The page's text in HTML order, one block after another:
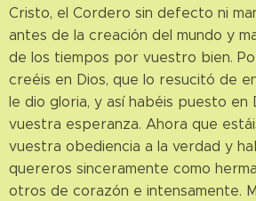
Cristo, el Cordero sin defecto ni
antes de la creación del mundo y
de los tiempos por vuestro bien.
creéis en Dios, que lo resucitó de
le dio gloria, y así habéis puesto
vuestra esperanza. Ahora que
vuestra obediencia a la verdad y
quereros sinceramente como
otros de corazón e intensamente.